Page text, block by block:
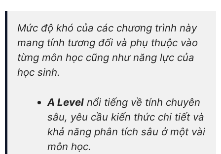
Mức độ khó của các chương trình này
mang tính tương đối và phụ thuộc vào
từng môn học cũng như năng lực của
học sinh.
A Level nổi tiếng về tính chuyên
sâu, yêu cầu kiến thức chi tiết và
khả năng phân tích sâu ở một vài
môn học.